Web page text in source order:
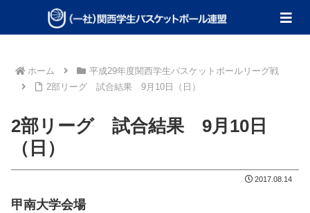
ホーム
平成29年度関西学生バスケットボールリーグ戦
2部リーグ 試合結果 9月10日（日）
2部リーグ 試合結果 9月10日
（日）
2017.08.14
甲南大学会場